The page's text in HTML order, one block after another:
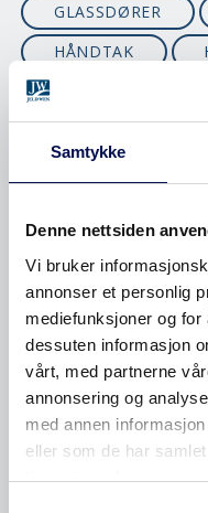
Samtykke
Denne nettsiden
Vi bruker
annonser et personlig
mediefunksjoner og
dessuten informasjon
vårt, med partnerne
annonsering og
med annen
eller som de har
tjenestene deres.
GLASSDØRER
HÅNDTAK
KJØKKENDØR
KLIMA
LISTEFRI
LYDDØRER
LYDREDUKSJON
MALTE DØRER